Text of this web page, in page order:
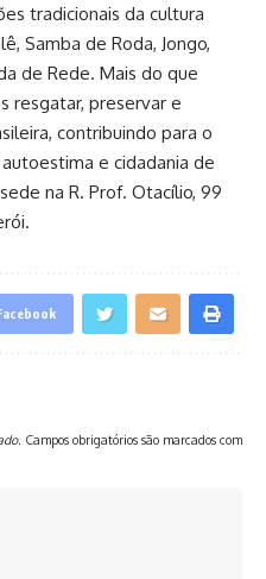
tradicionais da cultura
Samba de Roda, Jongo,
de Rede. Mais do que
resgatar, preservar e
contribuindo para o
e cidadania de
na R. Prof. Otacílio, 99
Campos obrigatórios são marcados com